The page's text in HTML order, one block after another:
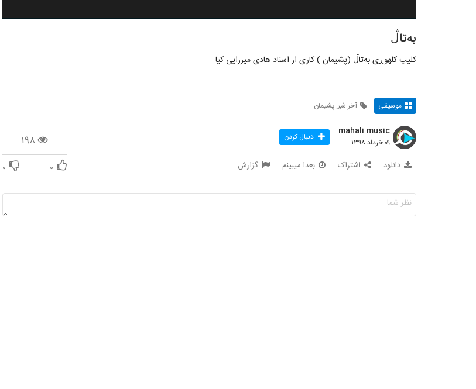
بەتاڷ
کلیپ کلهوڕی بەتاڷ (پشیمان ) کاری از اسناد هادی میرزایی کیا
موسیقی آخر شڕ پشیمان
۱۹۸
mahali music
۰۹ خرداد ۱۳۹۸ دنبال کردن
دانلود اشتراک بعدا میبینم گزارش ۰ ۰